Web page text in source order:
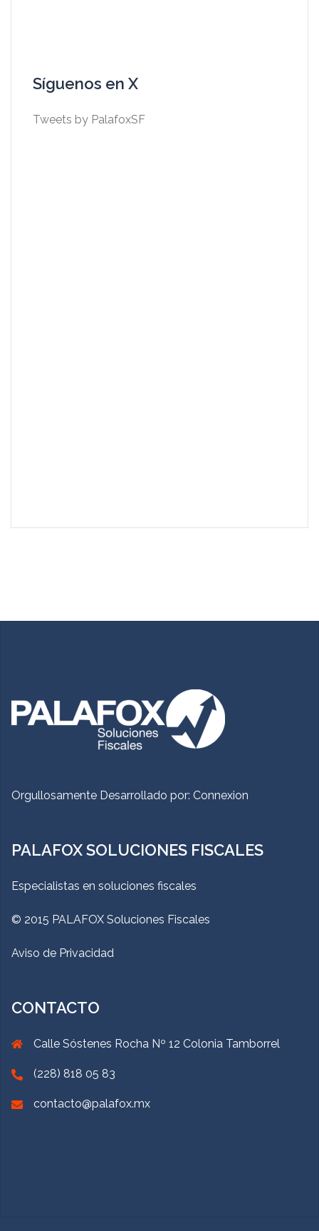
Síguenos en X
Tweets by PalafoxSF
Orgullosamente Desarrollado por: Connexion
PALAFOX SOLUCIONES FISCALES
Especialistas en soluciones fiscales
© 2015 PALAFOX Soluciones Fiscales
Aviso de Privacidad
CONTACTO
Calle Sóstenes Rocha Nº 12 Colonia Tamborrel
(228) 818 05 83
contacto@palafox.mx